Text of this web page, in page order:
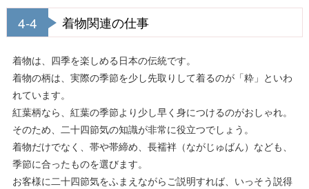
4-4 着物関連の仕事
着物は、四季を楽しめる日本の伝統です。
着物の柄は、実際の季節を少し先取りして着るのが「粋」といわ
れています。
紅葉柄なら、紅葉の季節より少し早く身につけるのがおしゃれ。
そのため、二十四節気の知識が非常に役立つでしょう。
着物だけでなく、帯や帯締め、長襦袢（ながじゅばん）なども、
季節に合ったものを選びます。
お客様に二十四節気をふまえながらご説明すれば、いっそう説得